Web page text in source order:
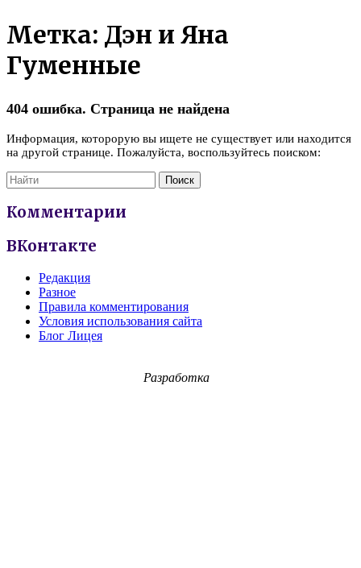
Метка: Дэн и Яна
Гуменные
404 ошибка. Страница не найдена
Информация, которорую вы ищете не существует или находится
на другой странице. Пожалуйста, воспользуйтесь поиском:
Комментарии
ВКонтакте
Редакция
Разное
Правила комментирования
Условия использования сайта
Блог Лицея
Разработка